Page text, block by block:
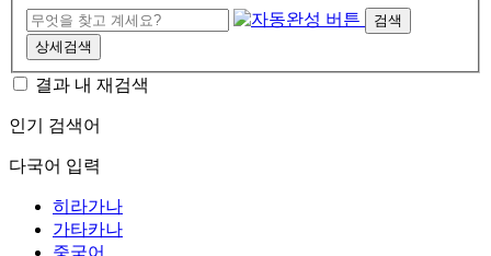
검색
상세검색
결과 내 재검색
인기 검색어
다국어 입력
히라가나
가타카나